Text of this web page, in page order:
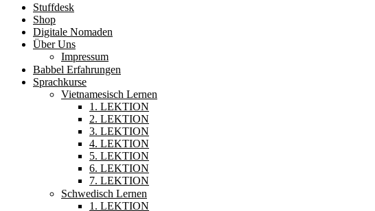
Stuffdesk
Shop
Digitale Nomaden
Über Uns
Impressum
Babbel Erfahrungen
Sprachkurse
Vietnamesisch Lernen
1. LEKTION
2. LEKTION
3. LEKTION
4. LEKTION
5. LEKTION
6. LEKTION
7. LEKTION
Schwedisch Lernen
1. LEKTION